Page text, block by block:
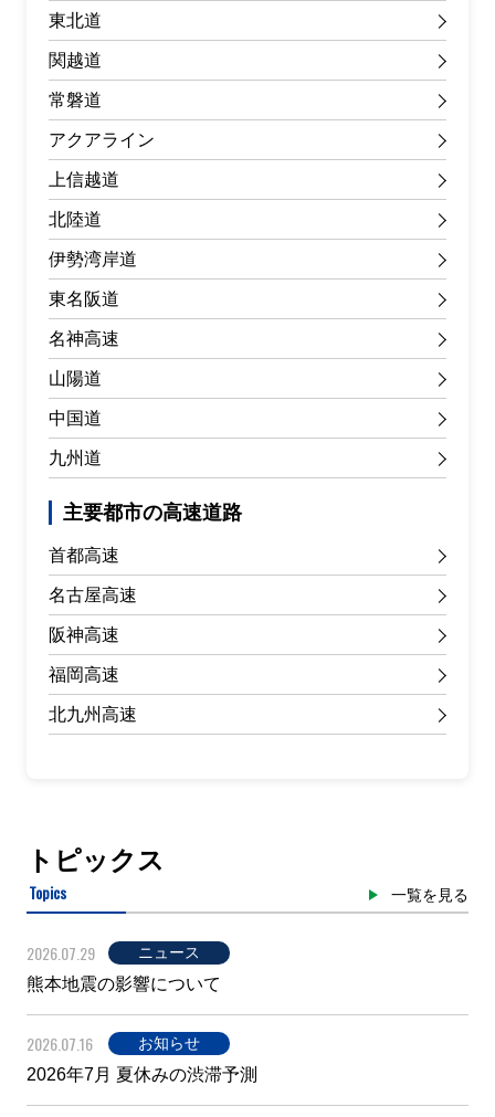
東北道
関越道
常磐道
アクアライン
上信越道
北陸道
伊勢湾岸道
東名阪道
名神高速
山陽道
中国道
九州道
主要都市の高速道路
首都高速
名古屋高速
阪神高速
福岡高速
北九州高速
トピックス
Topics 一覧を見る
2026.07.29 ニュース
熊本地震の影響について
2026.07.16 お知らせ
2026年7月 夏休みの渋滞予測